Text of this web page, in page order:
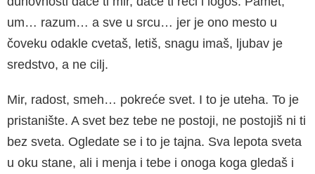
um… razum… a sve u srcu… jer je ono mesto u
čoveku odakle cvetaš, letiš, snagu imaš, lju­bav je
sredstvo, a ne cilj.
Mir, radost, smeh… pokreće svet. I to je uteha. To je
prista­nište. A svet bez tebe ne post­oji, ne postojiš ni ti
bez sveta. Ogledate se i to je tajna. Sva lepota sveta
u oku stane, ali i menja i tebe i onoga koga gle­daš i